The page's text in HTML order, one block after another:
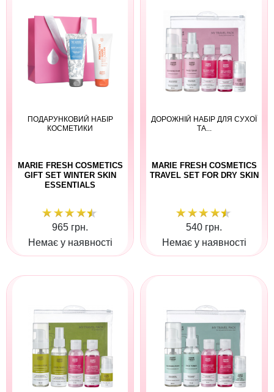
ПОДАРУНКОВИЙ НАБІР
КОСМЕТИКИ
MARIE FRESH COSMETICS
GIFT SET WINTER SKIN
ESSENTIALS
965 грн.
Немає у наявності
ДОРОЖНІЙ НАБІР ДЛЯ СУХОЇ
ТА...
MARIE FRESH COSMETICS
TRAVEL SET FOR DRY SKIN
540 грн.
Немає у наявності